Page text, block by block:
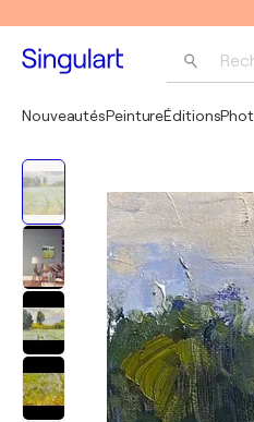
NouveautésPeintureÉditions